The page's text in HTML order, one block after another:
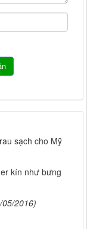
sạch cho Mỹ
kín như bưng
05/2016)